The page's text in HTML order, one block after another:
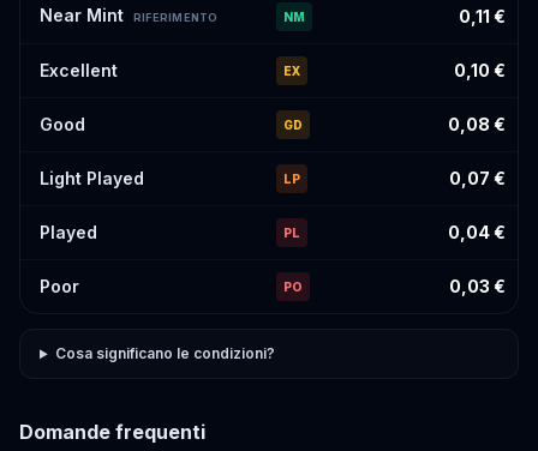
Near Mint RIFERIMENTO NM 0,11 €
Excellent EX 0,10 €
Good GD 0,08 €
Light Played LP 0,07 €
Played PL 0,04 €
Poor PO 0,03 €
Cosa significano le condizioni?
Domande frequenti